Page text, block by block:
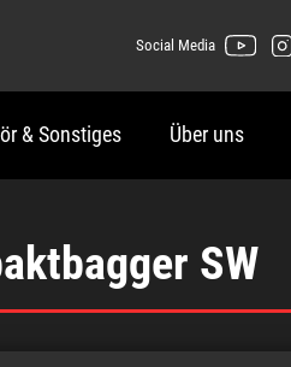
Social Media
& Sonstiges Über uns
SW